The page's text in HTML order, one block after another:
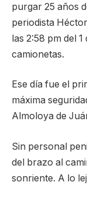
purgar 25 años
periodista
las 2:58 pm del
camionetas.
Ese día fue el
máxima
Almoloya de
Sin personal
del brazo al
sonriente. A lo